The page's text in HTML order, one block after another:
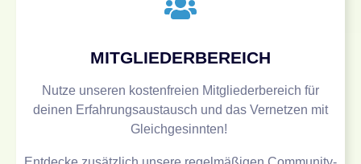
MITGLIEDERBEREICH
Nutze unseren kostenfreien Mitgliederbereich für
deinen Erfahrungsaustausch und das Vernetzen mit
Gleichgesinnten!